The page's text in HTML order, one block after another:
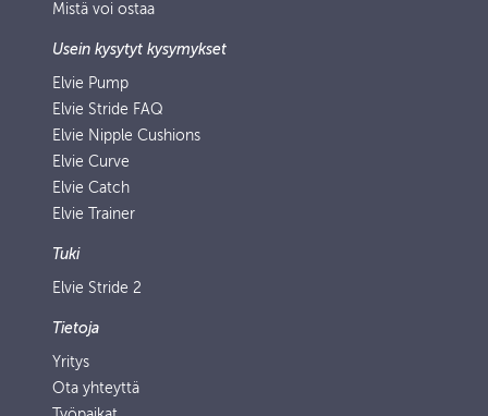
Mistä voi ostaa
Usein kysytyt kysymykset
Elvie Pump
Elvie Stride FAQ
Elvie Nipple Cushions
Elvie Curve
Elvie Catch
Elvie Trainer
Tuki
Elvie Stride 2
Tietoja
Yritys
Ota yhteyttä